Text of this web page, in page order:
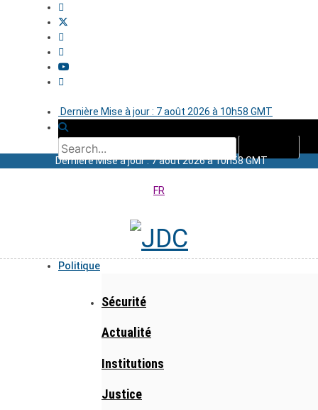
Dernière Mise à jour : 7 août 2026 à 10h58 GMT
Dernière Mise à jour : 7 août 2026 à 10h58 GMT
FR
Politique
Sécurité
Actualité
Institutions
Justice